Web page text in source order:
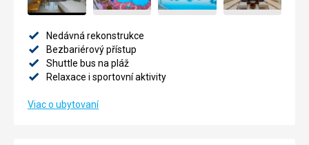
Nedávná rekonstrukce
Bezbariérový přístup
Shuttle bus na pláž
Relaxace i sportovní aktivity
Viac o ubytovaní